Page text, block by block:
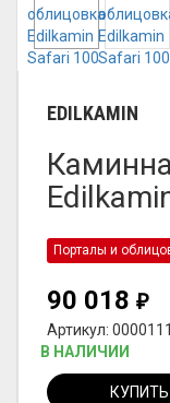
EDILKAMIN
Порталы и
90 018 ₽
Артикул:
В НАЛИЧИИ
КУПИТЬ